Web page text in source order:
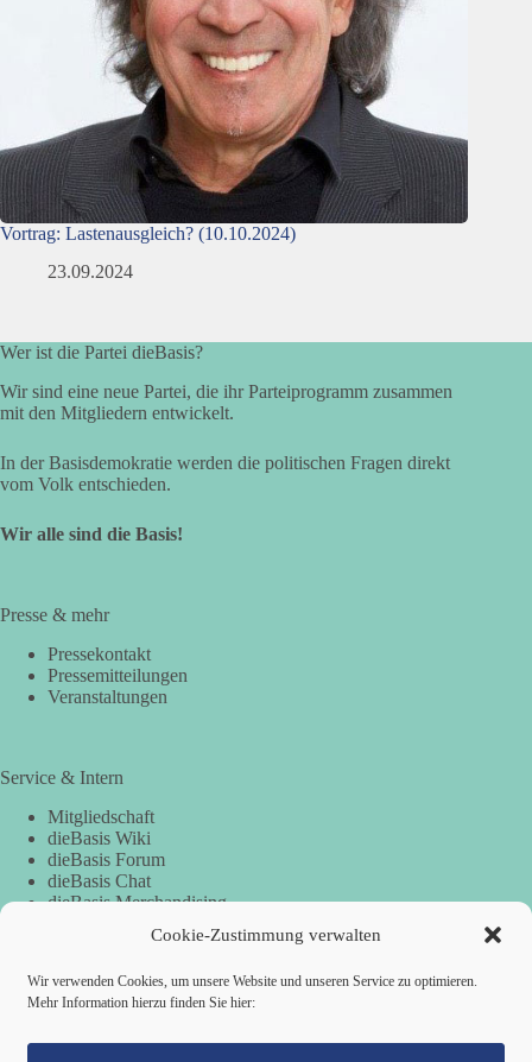
Cookie-Zustimmung verwalten
Wir verwenden Cookies, um unsere Website und unseren Service zu optimieren.
Mehr Information hierzu finden Sie hier:
Vortrag: Lastenausgleich? (10.10.2024)
23.09.2024
Wer ist die Partei dieBasis?
Wir sind eine neue Partei, die ihr Parteiprogramm zusammen
mit den Mitgliedern entwickelt.
In der Basisdemokratie werden die politischen Fragen direkt
vom Volk entschieden.
Wir alle sind die Basis!
Presse & mehr
Pressekontakt
Pressemitteilungen
Veranstaltungen
Service & Intern
Mitgliedschaft
dieBasis Wiki
dieBasis Forum
dieBasis Chat
dieBasis Merchandising
Spenden